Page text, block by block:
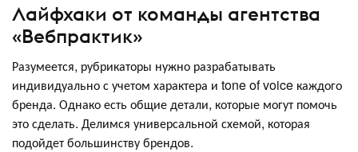
Лайфхаки от команды агентства
«Вебпрактик»
Разумеется, рубрикаторы нужно разрабатывать
индивидуально с учетом характера и tone of voice каждого
бренда. Однако есть общие детали, которые могут помочь
это сделать. Делимся универсальной схемой, которая
подойдет большинству брендов.